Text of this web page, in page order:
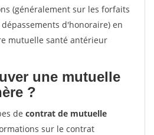
(généralement sur les forfaits
d'honoraire) en
mutuelle santé antérieur
une mutuelle
?
de contrat de mutuelle
sur le contrat